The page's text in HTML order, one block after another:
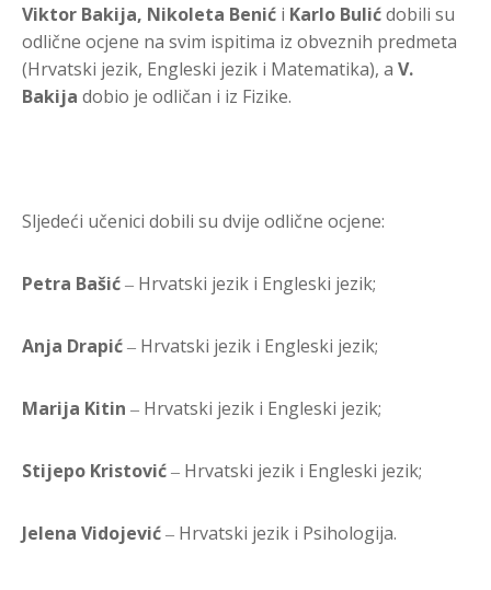
Viktor Bakija, Nikoleta Benić i Karlo Bulićdobili su
odlične ocjene na svim ispitima iz obveznih predmeta
(Hrvatski jezik, Engleski jezik i Matematika), a V.
Bakija dobio je odličan i iz Fizike.
Sljedeći učenici dobili su dvije odlične ocjene:
Petra Bašić‒ Hrvatski jezik i Engleski jezik;
Anja Drapić‒ Hrvatski jezik i Engleski jezik;
Marija Kitin ‒ Hrvatski jezik i Engleski jezik;
Stijepo Kristović‒ Hrvatski jezik i Engleski jezik;
Jelena Vidojević‒ Hrvatski jezik i Psihologija.